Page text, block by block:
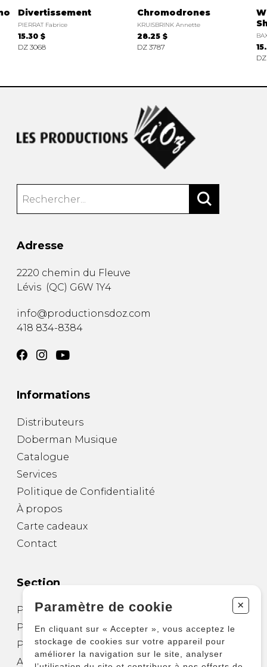
Divertissement
PIERRAT Fabrice
15.30 $
DZ 3068
Chromodrones
KRUISBRINK Annette
28.25 $
DZ 3787
Adresse
2220 chemin du Fleuve
Lévis (QC) G6W 1Y4
info@productionsdoz.com
418 834-8384
Informations
Distributeurs
Doberman Musique
Catalogue
Services
Politique de Confidentialité
À propos
Carte cadeaux
Contact
Section
Partitions pour guitare
Partitions pour autres instruments
Partitions pour ensembles
Autres produits
Paramètre de cookie +
En cliquant sur « Accepter », vous acceptez le
stockage de cookies sur votre appareil pour
améliorer la navigation sur le site, analyser